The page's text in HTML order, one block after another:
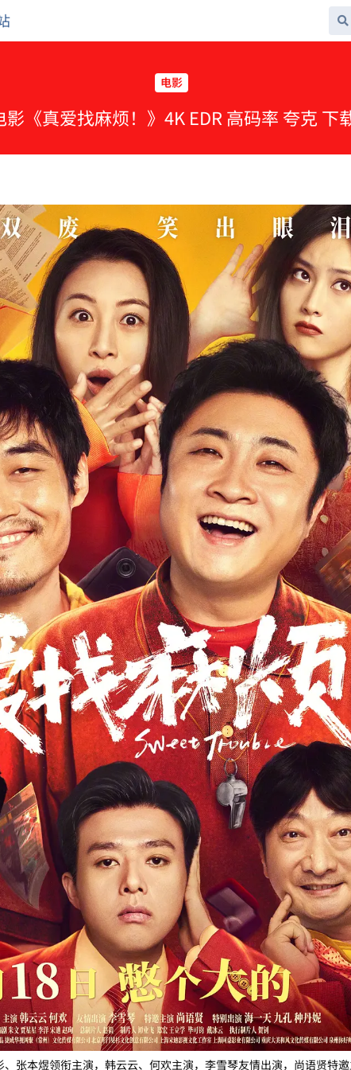
电影
影《真爱找麻烦！》4K EDR 高码率 夸克 下
、张本煜领衔主演，韩云云、何欢主演，李雪琴友情出演，尚语贤特